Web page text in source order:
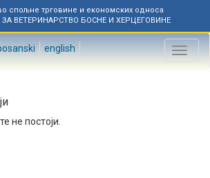
спољне трговине и економских односа
ВЕТЕРИНАРСТВО БОСНЕ И ХЕРЦЕГОВИНЕ
english
Toggle
не постоји.